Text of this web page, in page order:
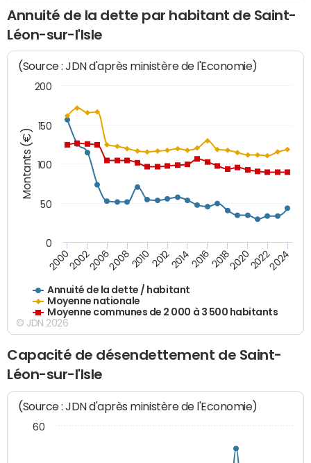
Annuité de la dette par habitant de Saint-
Léon-sur-l'Isle
Montants (€)
(Source : JDN d'après ministère de l'Economie)
Annuité de la dette / habitant
Moyenne nationale
Moyenne communes de 2 000 à 3 500 habitants
200020022006200820102012201420162018202020222024
0
50
100
150
200
© JDN 2026
Capacité de désendettement de Saint-
Léon-sur-l'Isle
(Source : JDN d'après ministère de l'Economie)
60